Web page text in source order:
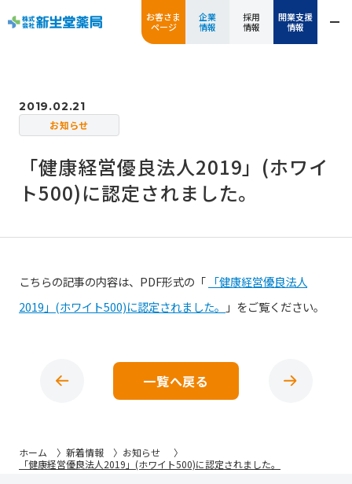
お客さま
ページ
企業
情報
採用
情報
開業支援
情報
2019.02.21
お知らせ
「健康経営優良法人2019」(ホワイ
ト500)に認定されました。
こちらの記事の内容は、PDF形式の「 「健康経営優良法人
2019」(ホワイト500)に認定されました。
」をご覧ください。
一覧へ戻る
ホーム 新着情報
お知らせ
「健康経営優良法人2019」(ホワイト500)に認定されました。